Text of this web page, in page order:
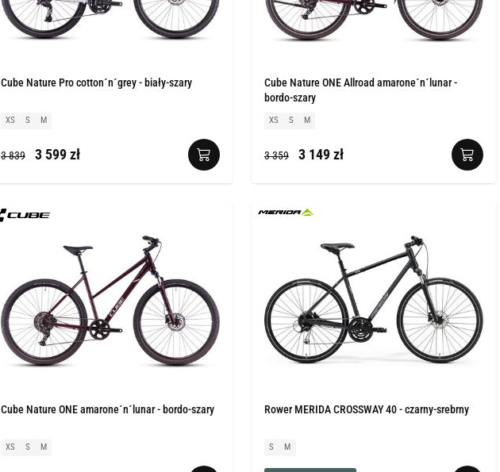
Cube Nature Pro cotton´n´grey - biały-szary
XS S M
3 839 3 599 zł
Cube Nature ONE Allroad amarone´n´lunar -
bordo-szary
XS S M
3 359 3 149 zł
Cube Nature ONE amarone´n´lunar - bordo-szary
XS S M
Rower MERIDA CROSSWAY 40 - czarny-srebrny
S M